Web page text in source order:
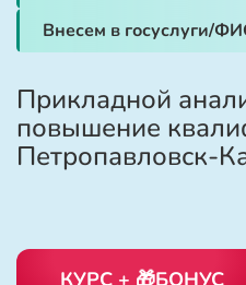
Внесем в госуслуги/
Прикладной
повышение
Петропавловск-
КУРС + 🎁БОНУС